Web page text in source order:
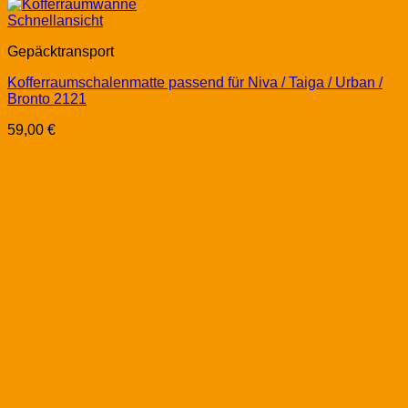
Schnellansicht
Gepäcktransport
Kofferraumschalenmatte passend für Niva / Taiga / Urban /
Bronto 2121
59,00 €